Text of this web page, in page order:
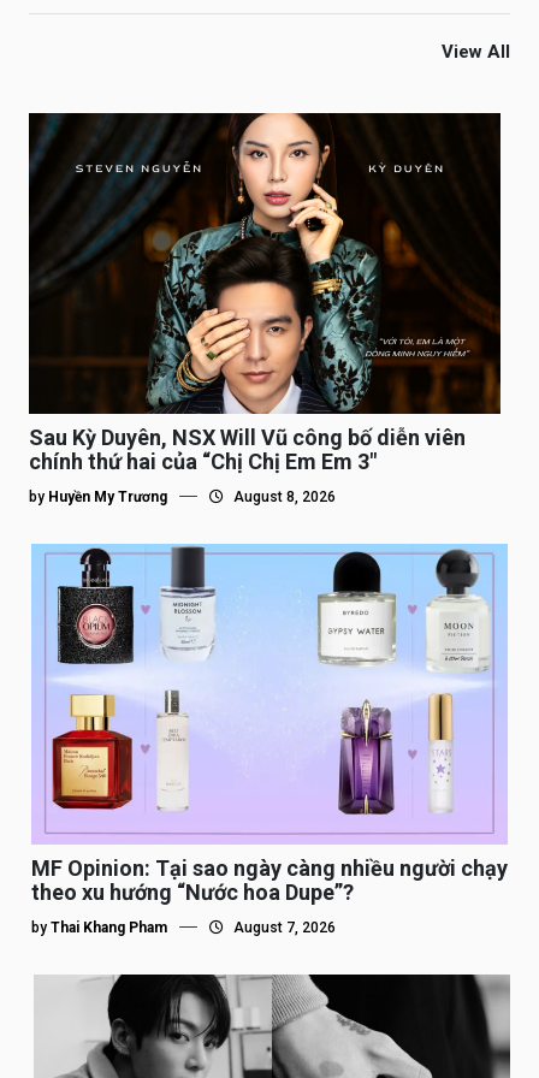
View All
Sau Kỳ Duyên, NSX Will Vũ công bố diễn viên
chính thứ hai của “Chị Chị Em Em 3″
by Huyền My Trương August 8, 2026
MF Opinion: Tại sao ngày càng nhiều người chạy
theo xu hướng “Nước hoa Dupe”?
by Thai Khang Pham August 7, 2026